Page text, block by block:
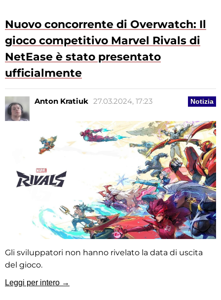
Nuovo concorrente di Overwatch: Il
gioco competitivo Marvel Rivals di
NetEase è stato presentato
ufficialmente
Notizia
Anton Kratiuk 27.03.2024, 17:23
Gli sviluppatori non hanno rivelato la data di uscita
del gioco.
Leggi per intero →